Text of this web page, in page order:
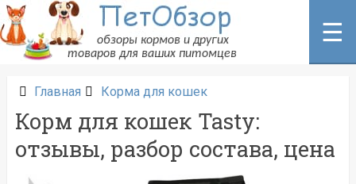
Перейти
к
содержанию
☰
Главная Корма для кошек
Корм для кошек Tasty:
отзывы, разбор состава, цена